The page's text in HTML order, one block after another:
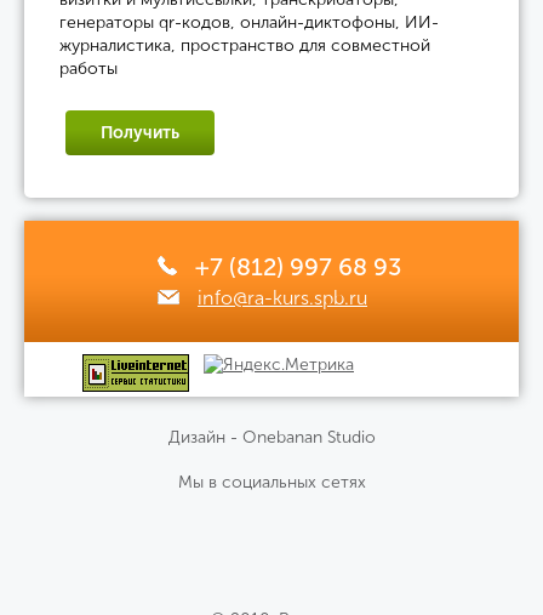
генераторы qr-кодов, онлайн-диктофоны, ИИ-
журналистика, пространство для совместной
работы
Получить
+7 (812) 997 68 93
info@ra-kurs.spb.ru
Дизайн - Onebanan Studio
Мы в социальных сетях